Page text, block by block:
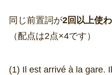
同じ前置詞が2回以上使
（配点は2点×4です）
(1) Il est arrivé à la